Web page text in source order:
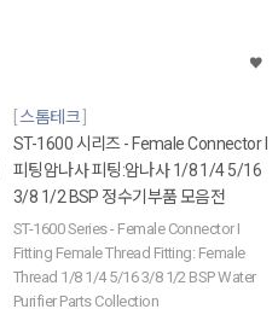
스톰테크
ST-1600 시리즈 - Female Connector I
피팅암나사 피팅:암나사 1/8 1/4 5/16
3/8 1/2 BSP 정수기부품 모음전
ST-1600 Series - Female Connector I
Fitting Female Thread Fitting: Female
Thread 1/8 1/4 5/16 3/8 1/2 BSP Water
Purifier Parts Collection